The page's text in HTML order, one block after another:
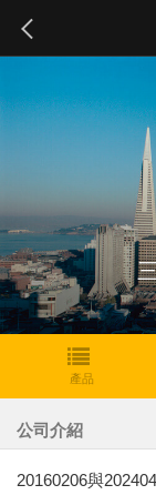
產品
公司介紹
20160206與